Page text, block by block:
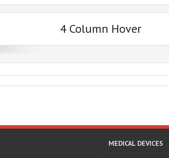
4 Column Hover
MEDICAL DEVICES